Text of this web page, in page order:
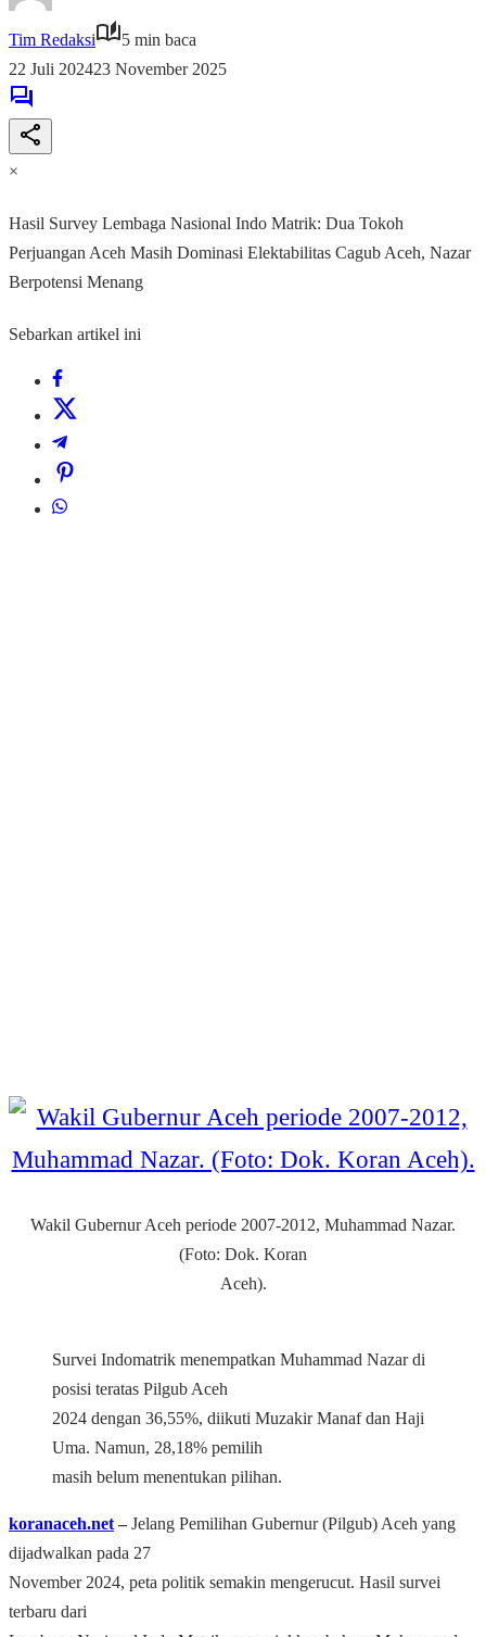
Tim Redaksi
5 min baca
22 Juli 202423 November 2025
×
Hasil Survey Lembaga Nasional Indo Matrik: Dua Tokoh
Perjuangan Aceh Masih Dominasi Elektabilitas Cagub Aceh, Nazar
Berpotensi Menang
Sebarkan artikel ini
Wakil Gubernur Aceh periode 2007-2012, Muhammad Nazar.
(Foto: Dok. Koran
Aceh).
Survei Indomatrik menempatkan Muhammad Nazar di
posisi teratas Pilgub Aceh
2024 dengan 36,55%, diikuti Muzakir Manaf dan Haji
Uma. Namun, 28,18% pemilih
masih belum menentukan pilihan.
koranaceh.net ‒ Jelang Pemilihan Gubernur (Pilgub) Aceh yang
dijadwalkan pada 27
November 2024, peta politik semakin mengerucut. Hasil survei
terbaru dari